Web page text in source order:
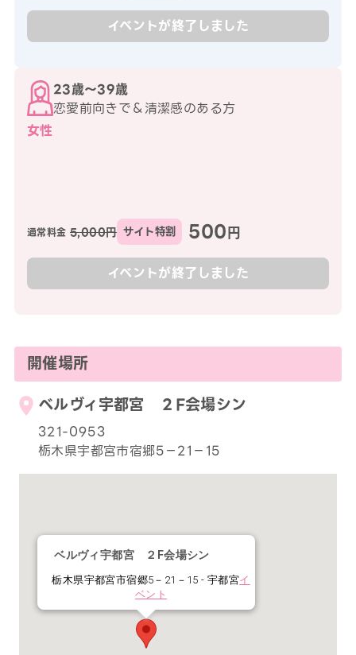
イベントが終了しました
女性
23歳〜39歳
恋愛前向きで＆清潔感のある方
通常料金 5,000円 サイト特割 500円
イベントが終了しました
開催場所
ベルヴィ宇都宮 ２F会場シン
321-0953
栃木県宇都宮市宿郷5－21－15
ベルヴィ宇都宮 ２F会場シン
栃木県宇都宮市宿郷5－21－15 - 宇都宮イ
ベント